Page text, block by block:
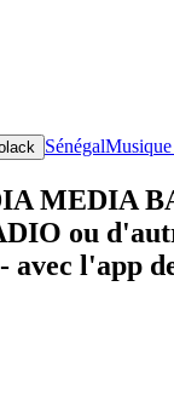
Sénégal
MEDIA
ou
avec l'app